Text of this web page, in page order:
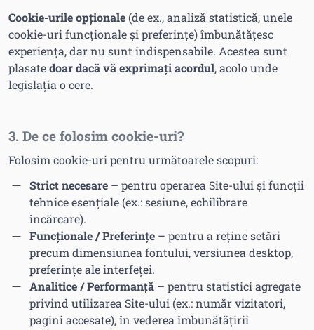
Cookie-urile opționale (de ex., analiză statistică, unele
cookie-uri funcționale și preferințe) îmbunătățesc
experiența, dar nu sunt indispensabile. Acestea sunt
plasatedoar dacă vă exprimați acordul, acolo unde
legislația o cere.
3. De ce folosim cookie-uri?
Folosim cookie-uri pentru următoarele scopuri:
Strict necesare – pentru operarea Site-ului și funcții
tehnice esențiale (ex.: sesiune, echilibrare
încărcare).
Funcționale / Preferințe – pentru a reține setări
precum dimensiunea fontului, versiunea desktop,
preferințe ale interfeței.
Analitice / Performanță – pentru statistici agregate
privind utilizarea Site-ului (ex.: număr vizitatori,
pagini accesate), în vederea îmbunătățirii